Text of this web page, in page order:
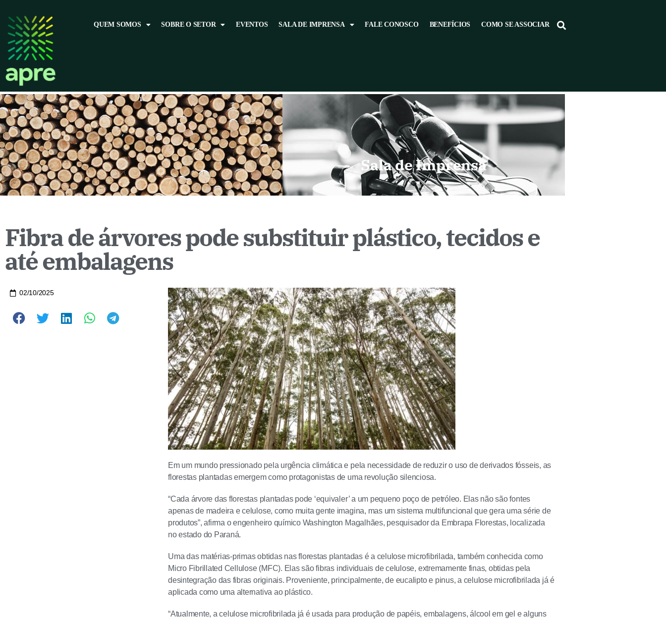
QUEM SOMOS SOBRE O SETOR EVENTOS SALA DE IMPRENSA FALE CONOSCO BENEFÍCIOS COMO SE ASSOCIAR
Sala de Imprensa
Fibra de árvores pode substituir plástico, tecidos e
até embalagens
02/10/2025
Em um mundo pressionado pela urgência climática e pela necessidade de reduzir o uso de derivados fósseis, as
florestas plantadas emergem como protagonistas de uma revolução silenciosa.
“Cada árvore das florestas plantadas pode ‘equivaler’ a um pequeno poço de petróleo. Elas não são fontes
apenas de madeira e celulose, como muita gente imagina, mas um sistema multifuncional que gera uma série de
produtos”, afirma o engenheiro químico Washington Magalhães, pesquisador da Embrapa Florestas, localizada
no estado do Paraná.
Uma das matérias-primas obtidas nas florestas plantadas é a celulose microfibrilada, também conhecida como
Micro Fibrillated Cellulose (MFC). Elas são fibras individuais de celulose, extremamente finas, obtidas pela
desintegração das fibras originais. Proveniente, principalmente, de eucalipto e pinus, a celulose microfibrilada já é
aplicada como uma alternativa ao plástico.
“Atualmente, a celulose microfibrilada já é usada para produção de papéis, embalagens, álcool em gel e alguns